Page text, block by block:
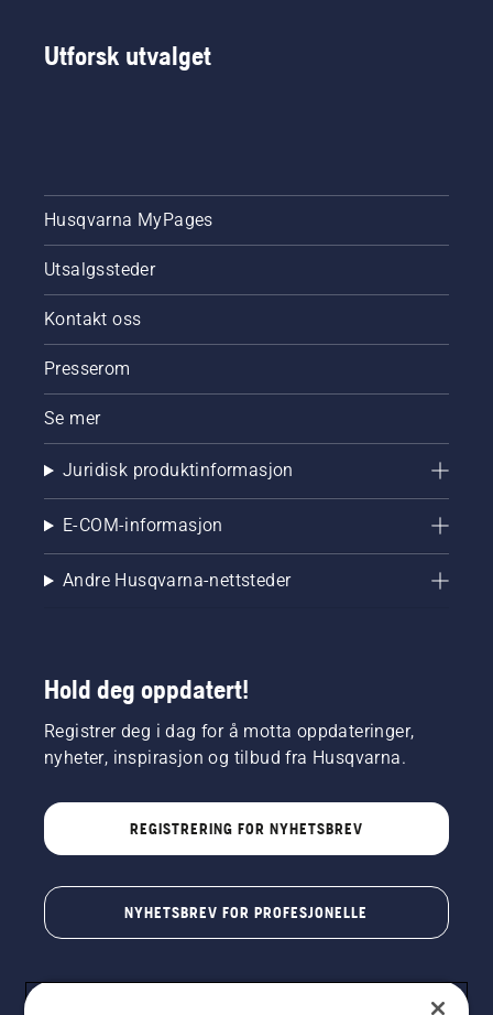
Utforsk utvalget
Husqvarna MyPages
Utsalgssteder
Kontakt oss
Presserom
Se mer
Juridisk produktinformasjon
E-COM-informasjon
Andre Husqvarna-nettsteder
Hold deg oppdatert!
Registrer deg i dag for å motta oppdateringer,
nyheter, inspirasjon og tilbud fra Husqvarna.
REGISTRERING FOR NYHETSBREV
NYHETSBREV FOR PROFESJONELLE